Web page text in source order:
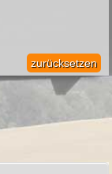
zurücksetzen